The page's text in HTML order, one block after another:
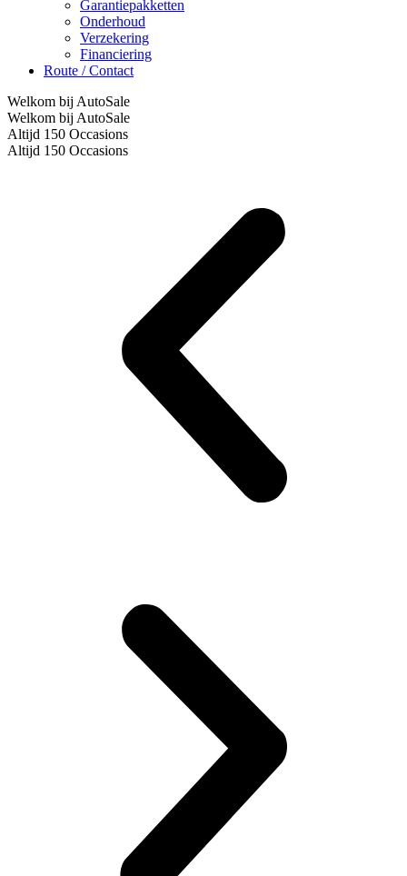
Garantiepakketten
Onderhoud
Verzekering
Financiering
Route / Contact
Welkom bij AutoSale
Welkom bij AutoSale
Altijd 150 Occasions
Altijd 150 Occasions